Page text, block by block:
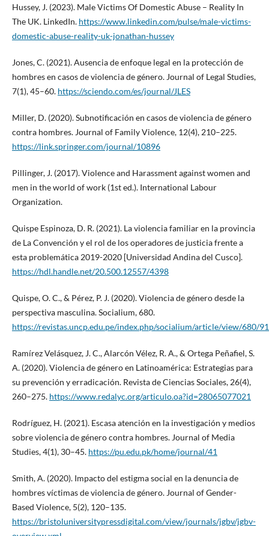
Hussey, J. (2023). Male Victims Of Domestic Abuse – Reality In
The UK. LinkedIn. https://www.linkedin.com/pulse/male-victims-
domestic-abuse-reality-uk-jonathan-hussey
Jones, C. (2021). Ausencia de enfoque legal en la protección de
hombres en casos de violencia de género. Journal of Legal Studies,
7(1), 45–60. https://sciendo.com/es/journal/JLES
Miller, D. (2020). Subnotificación en casos de violencia de género
contra hombres. Journal of Family Violence, 12(4), 210–225.
https://link.springer.com/journal/10896
Pillinger, J. (2017). Violence and Harassment against women and
men in the world of work (1st ed.). International Labour
Organization.
Quispe Espinoza, D. R. (2021). La violencia familiar en la provincia
de La Convención y el rol de los operadores de justicia frente a
esta problemática 2019-2020 [Universidad Andina del Cusco].
https://hdl.handle.net/20.500.12557/4398
Quispe, O. C., & Pérez, P. J. (2020). Violencia de género desde la
perspectiva masculina. Socialium, 680.
https://revistas.uncp.edu.pe/index.php/socialium/article/view/680/
Ramírez Velásquez, J. C., Alarcón Vélez, R. A., & Ortega Peñafiel, S.
A. (2020). Violencia de género en Latinoamérica: Estrategias para
su prevención y erradicación. Revista de Ciencias Sociales, 26(4),
260–275. https://www.redalyc.org/articulo.oa?id=28065077021
Rodríguez, H. (2021). Escasa atención en la investigación y medios
sobre violencia de género contra hombres. Journal of Media
Studies, 4(1), 30–45. https://pu.edu.pk/home/journal/41
Smith, A. (2020). Impacto del estigma social en la denuncia de
hombres víctimas de violencia de género. Journal of Gender-
Based Violence, 5(2), 120–135.
https://bristoluniversitypressdigital.com/view/journals/jgbv/jgbv-